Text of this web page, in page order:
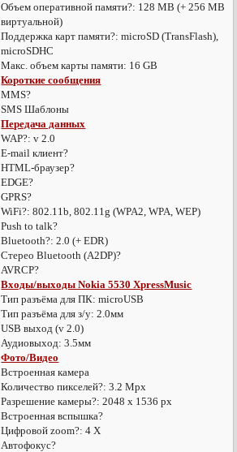
Объем оперативной памяти?: 128 MB (+ 256 MB
виртуальной)
Поддержка карт памяти?: microSD (TransFlash),
microSDHC
Макс. объем карты памяти: 16 GB
Короткие сообщения
MMS?
SMS Шаблоны
Передача данных
WAP?: v 2.0
E-mail клиент?
HTML-браузер?
EDGE?
GPRS?
WiFi?: 802.11b, 802.11g (WPA2, WPA, WEP)
Push to talk?
Bluetooth?: 2.0 (+ EDR)
Стерео Bluetooth (A2DP)?
AVRCP?
Входы/выходы Nokia 5530 XpressMusic
Тип разъёма для ПК: microUSB
Тип разъёма для з/у: 2.0мм
USB выход (v 2.0)
Аудиовыход: 3.5мм
Фото/Видео
Встроенная камера
Количество пикселей?: 3.2 Mpx
Разрешение камеры?: 2048 x 1536 px
Встроенная вспышка?
Цифровой zoom?: 4 X
Автофокус?